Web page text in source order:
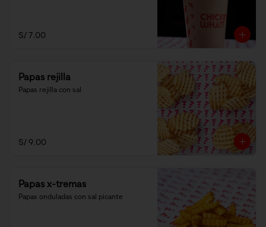
S/ 7.00
Papas rejilla
Papas rejilla con sal
S/ 9.00
Papas x-tremas
Papas onduladas con sal picante